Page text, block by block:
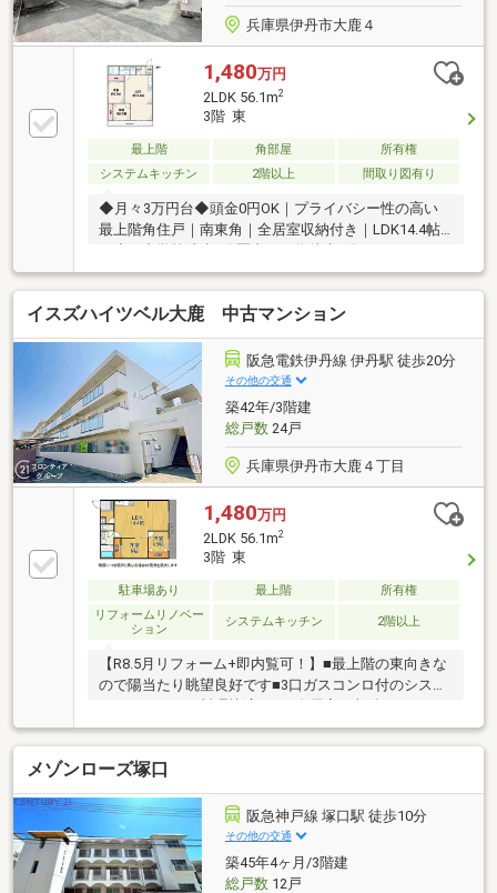
兵庫県伊丹市大鹿４
1,480万円
2LDK 56.1m2
3階 東
最上階 角部屋
所有権
システムキッチン
2階以上 間取り図有り
◆月々3万円台◆頭金0円OK｜プライバシー性の高い
最上階角住戸｜南東角｜全居室収納付き｜LDK14.4帖
イスズハイツベル大鹿 中古マンション
阪急電鉄伊丹線 伊丹駅 徒歩20分
その他の交通
築42年/3階建
総戸数24戸
兵庫県伊丹市大鹿４丁目
1,480万円
2LDK 56.1m2
3階 東
駐車場あり 最上階
所有権
リフォームリノベー
ション
システムキッチン 2階以上
【R8.5月リフォーム+即内覧可！】■最上階の東向きな
ので陽当たり眺望良好です■3口ガスコンロ付のシステ
があり荷物もすっきり片付きます
メゾンローズ塚口
阪急神戸線 塚口駅 徒歩10分
その他の交通
築45年4ヶ月/3階建
総戸数12戸